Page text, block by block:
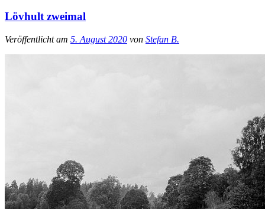
Lövhult zweimal
Veröffentlicht am 5. August 2020 von Stefan B.